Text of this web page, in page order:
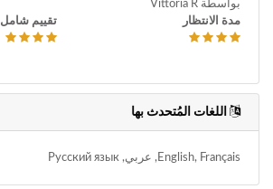
بواسطة Vittoria R
مدة الانتظار
تقييم شامل
اللغات المُتحدث بها
English, Français, عربي, Русский язык